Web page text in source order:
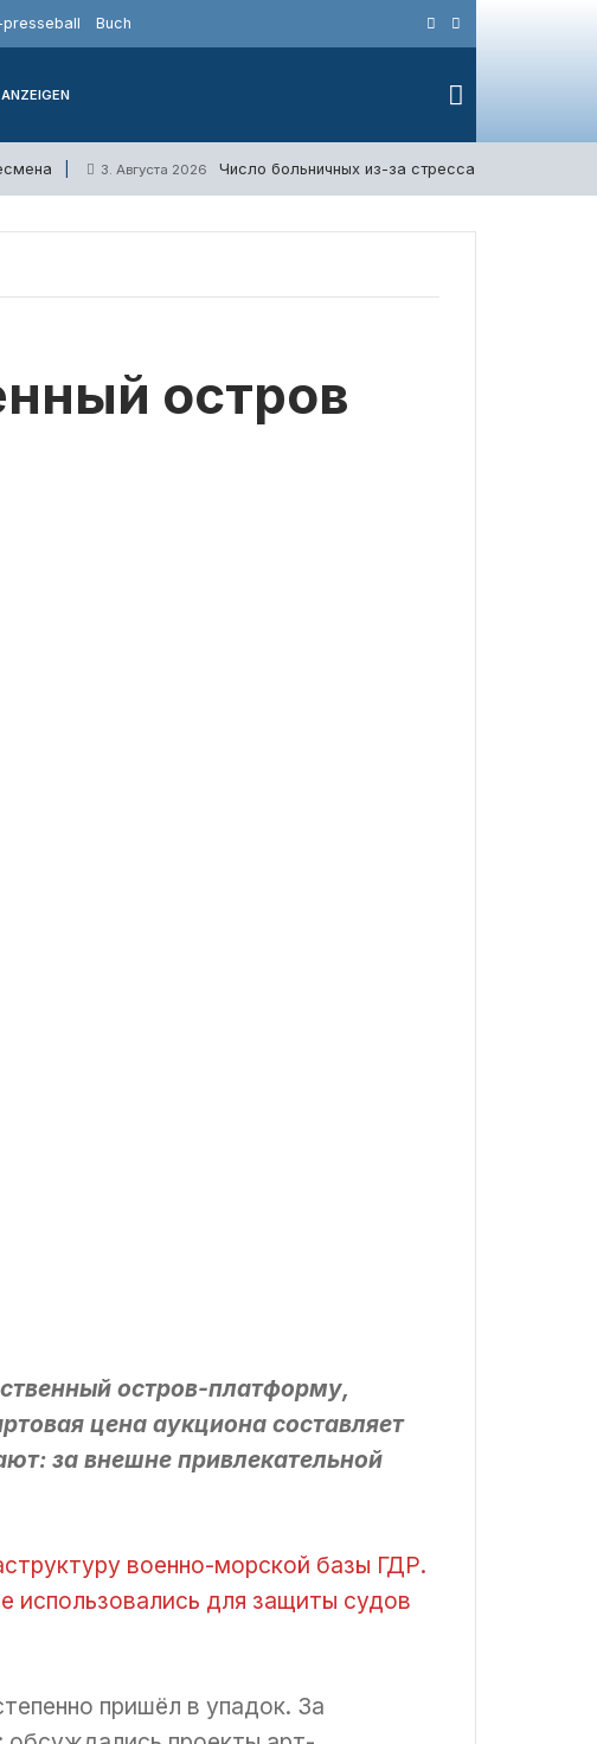
Buch
ANZEIGEN
3. Августа 2026 Число больничных из-за стресса в Германии
остров
остров-платформу,
цена аукциона составляет
за внешне привлекательной
военно-морской базы ГДР.
использовались для защиты судов
пришёл в упадок. За